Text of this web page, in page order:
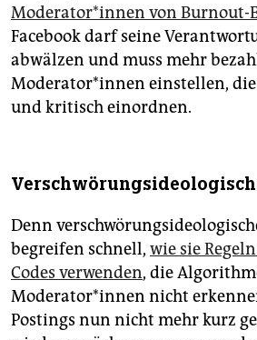
Moderator*innen von Burnout-
Facebook darf seine
abwälzen und muss mehr
Moderator*innen einstellen,
und kritisch einordnen.
Denn
begreifen schnell, wie sie
Codes verwenden, die
Moderator*innen nicht
Postings nun nicht mehr kurz